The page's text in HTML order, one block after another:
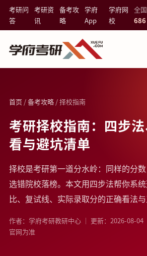
考研问
答
考研资
讯
备考攻
略
学府
App
学府网
校
全
686
首页/备考攻略/ 择校指南
考研择校指南：四步
看与避坑清单
择校是考研第一道分水岭：同样的分数
选错院校落榜。本文用四步法帮你系
比、复试线、实际录取分的正确看法与
作者：学府考研教研中心 ｜ 更新：2026-08-04
官网为准